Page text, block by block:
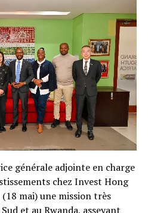
générale adjointe en charge
chez Invest Hong
mai) une mission très
et au Rwanda, asseyant